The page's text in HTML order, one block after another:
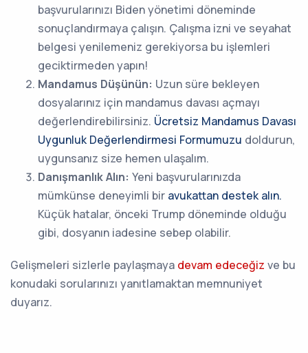
başvurularınızı Biden yönetimi döneminde
sonuçlandırmaya çalışın. Çalışma izni ve seyahat
belgesi yenilemeniz gerekiyorsa bu işlemleri
geciktirmeden yapın!
Mandamus Düşünün: Uzun süre bekleyen
dosyalarınız için mandamus davası açmayı
değerlendirebilirsiniz. Ücretsiz Mandamus Davası
Uygunluk Değerlendirmesi Formumuzu doldurun,
uygunsanız size hemen ulaşalım.
Danışmanlık Alın: Yeni başvurularınızda
mümkünse deneyimli bir avukattan destek alın.
Küçük hatalar, önceki Trump döneminde olduğu
gibi, dosyanın iadesine sebep olabilir.
Gelişmeleri sizlerle paylaşmaya devam edeceğiz ve bu
konudaki sorularınızı yanıtlamaktan memnuniyet
duyarız.